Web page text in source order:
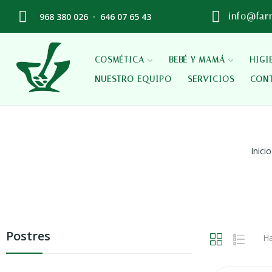
968 380 026 · 646 07 65 43
COSMÉTICA BEBÉ Y MAMÁ
NUESTRO EQUIPO
SERVICIOS
Inicio
Postres